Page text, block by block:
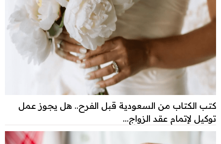
كتب الكتاب من السعودية قبل الفرح.. هل يجوز عمل
توكيل لإتمام عقد الزواج...